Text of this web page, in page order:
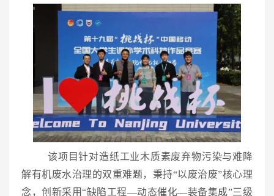
该项目针对造纸工业木质素废弃物污染与难降
解有机废水治理的双重难题，秉持“以废治废”核心理
念，创新采用“缺陷工程—动态催化—装备集成”三级